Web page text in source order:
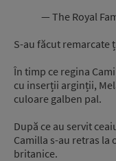
— The Royal
S-au făcut remarcate
În timp ce regina
cu inserții arginții,
culoare galben pal.
După ce au servit
Camilla s-au retras la
britanice.